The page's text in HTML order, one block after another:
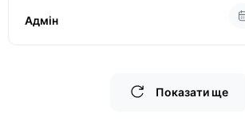
Адмін
Показати ще